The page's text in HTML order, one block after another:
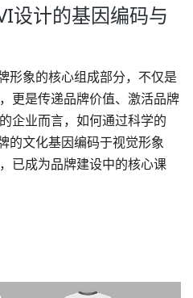
设计的基因编码与
形象的核心组成部分，不仅是
更是传递品牌价值、激活品牌
企业而言，如何通过科学的
的文化基因编码于视觉形象
已成为品牌建设中的核心课